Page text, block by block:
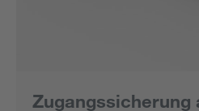
Zugangssicherung